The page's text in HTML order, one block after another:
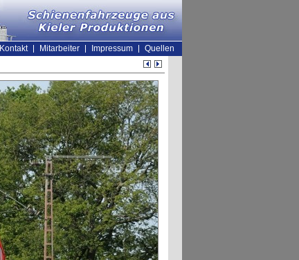
Kontakt Mitarbeiter Impressum
Quellen